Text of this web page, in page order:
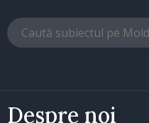
Despre noi